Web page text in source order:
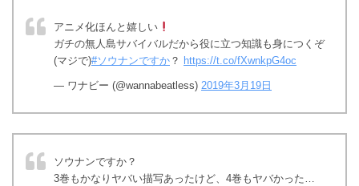
アニメ化ほんと嬉しい
ガチの無人島サバイバルだから役に立つ知識も身につくぞ
(マジで)#ソウナンですか ？ https://t.co/fXwnkpG4oc
— ワナビー (@wannabeatless) 2019年3月19日
ソウナンですか？
3巻もかなりヤバい描写あったけど、4巻もヤバかった…